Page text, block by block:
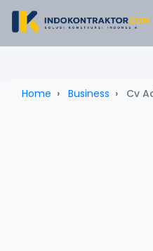
Home Business Cv